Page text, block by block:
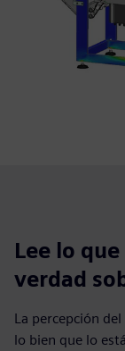
Lee lo
verdad
La percepción
lo bien que lo